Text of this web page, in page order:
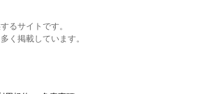
るサイトです。
く掲載しています。